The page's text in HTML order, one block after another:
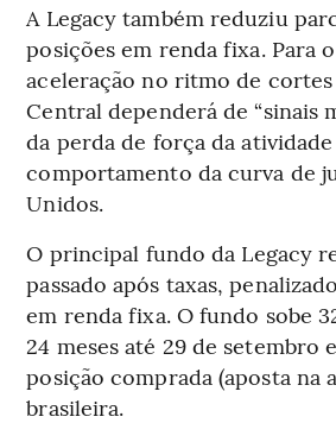
A Legacy também reduziu
posições em renda fixa. Para
aceleração no ritmo de
Central dependerá de “sinais
da perda de força da
comportamento da curva de
Unidos.
O principal fundo da Legacy
passado após taxas,
em renda fixa. O fundo sobe
24 meses até 29 de setembro
posição comprada (aposta na
brasileira.